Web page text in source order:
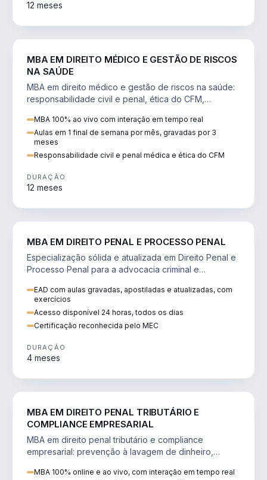
12 meses
MBA EM DIREITO MÉDICO E GESTÃO DE RISCOS
NA SAÚDE
MBA em direito médico e gestão de riscos na saúde:
responsabilidade civil e penal, ética do CFM,
MBA 100% ao vivo com interação em tempo real
Aulas em 1 final de semana por mês, gravadas por 3
meses
Responsabilidade civil e penal médica e ética do CFM
DURAÇÃO
12 meses
MBA EM DIREITO PENAL E PROCESSO PENAL
Especialização sólida e atualizada em Direito Penal e
Processo Penal para a advocacia criminal e
EAD com aulas gravadas, apostiladas e atualizadas, com
exercícios
Acesso disponível 24 horas, todos os dias
Certificação reconhecida pelo MEC
DURAÇÃO
4 meses
MBA EM DIREITO PENAL TRIBUTÁRIO E
COMPLIANCE EMPRESARIAL
MBA em direito penal tributário e compliance
empresarial: prevenção à lavagem de dinheiro,
MBA 100% online e ao vivo, com interação em tempo real